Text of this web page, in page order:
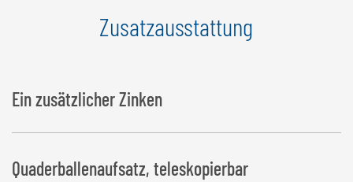
Zusatzausstattung
Ein zusätzlicher Zinken
Quaderballenaufsatz, teleskopierbar